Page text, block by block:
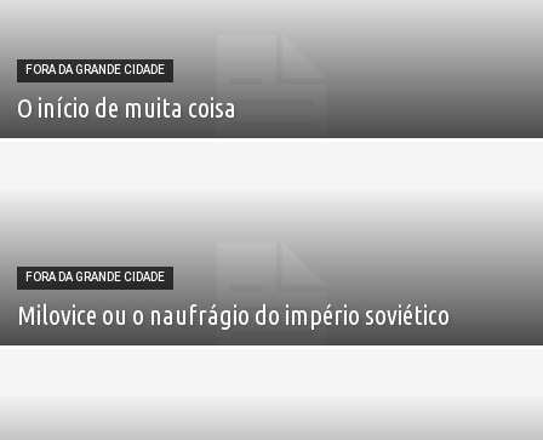
FORA DA GRANDE CIDADE
O início de muita coisa
FORA DA GRANDE CIDADE
Milovice ou o naufrágio do império soviético